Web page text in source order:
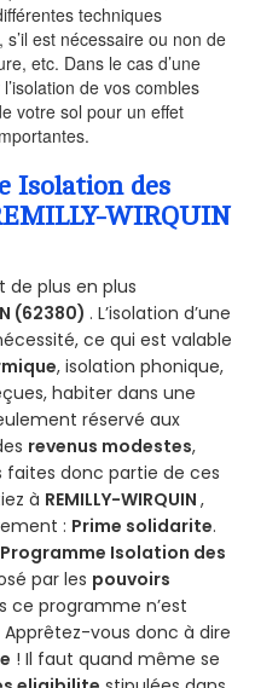
techniques
est nécessaire ou non de
etc. Dans le cas d’une
de vos combles
votre sol pour un effet
Isolation des
WIRQUIN
de plus en plus
(62380) . L’isolation d’une
ce qui est valable
, isolation phonique,
habiter dans une
réservé aux
revenus modestes,
faites donc partie de ces
à REMILLY-WIRQUIN ,
: Prime solidarite.
Programme Isolation des
par les pouvoirs
ce programme n’est
Apprêtez-vous donc à dire
! Il faut quand même se